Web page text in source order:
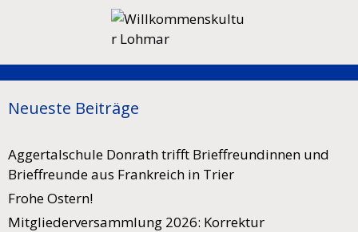
Neueste Beiträge
Aggertalschule Donrath trifft Brieffreundinnen und
Brieffreunde aus Frankreich in Trier
Frohe Ostern!
Mitgliederversammlung 2026: Korrektur